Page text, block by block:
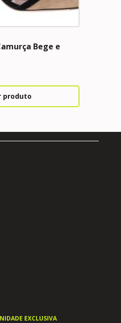
Bege e
produto
EXCLUSIVA